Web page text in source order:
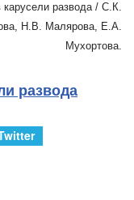
развода / С.К.
Н.В. Малярова, Е.А.
Мухортова.
развода